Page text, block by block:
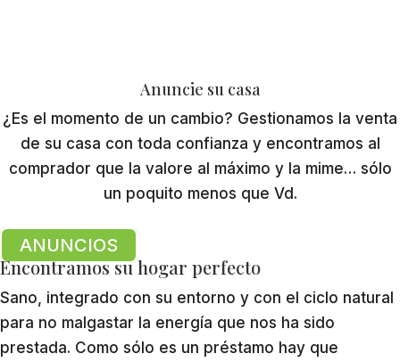
Anuncie su casa
¿Es el momento de un cambio? Gestionamos la venta
de su casa con toda confianza y encontramos al
comprador que la valore al máximo y la mime… sólo
un poquito menos que Vd.
ANUNCIOS
Encontramos su hogar perfecto
Sano, integrado con su entorno y con el ciclo natural
para no malgastar la energía que nos ha sido
prestada. Como sólo es un préstamo hay que